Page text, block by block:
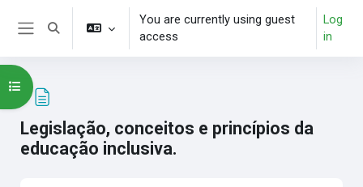
Skip to main content
Toggle search input
You are currently using guest
access
Log
in
Legislação, conceitos e princípios da
educação inclusiva.
Open course index